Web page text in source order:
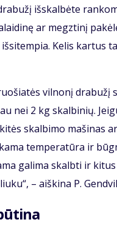
išskalbėte
ar megztinį
Kelis kartus
vilnonį
nei 2 kg skalbinių.
skalbimo mašinas
temperatūra ir
galima skalbti ir
– aiškina P.